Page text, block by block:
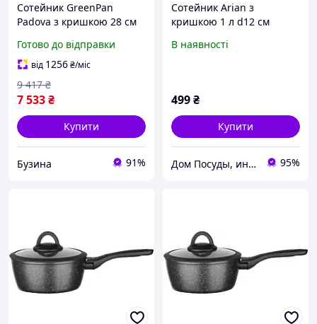
Сотейник GreenPan
Padova з кришкою 28 см
Готово до відправки
від 1256₴/міс
7 533₴
9 417 ₴
Купити
Бузина 91%
Сотейник Arian з
кришкою 1 л d12 см
В наявності
499₴
Купити
Дом Посуды, интернет-магазин посуды и товаров для кухни 95%